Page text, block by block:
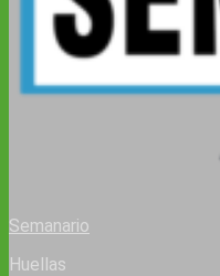
Semanario
Huellas